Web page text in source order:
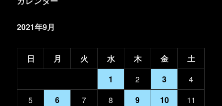
2021年9月
日 月 火 水 木 金
土
1
2 3
4
5
6 7 8 9 10
11